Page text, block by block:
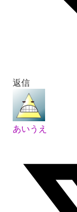
返信
あいうえ